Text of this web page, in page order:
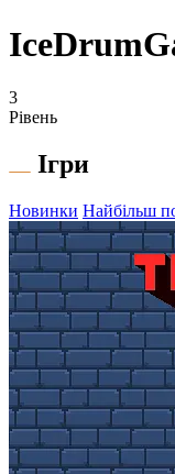
3
Рівень
Ігри
Новинки Найбільш